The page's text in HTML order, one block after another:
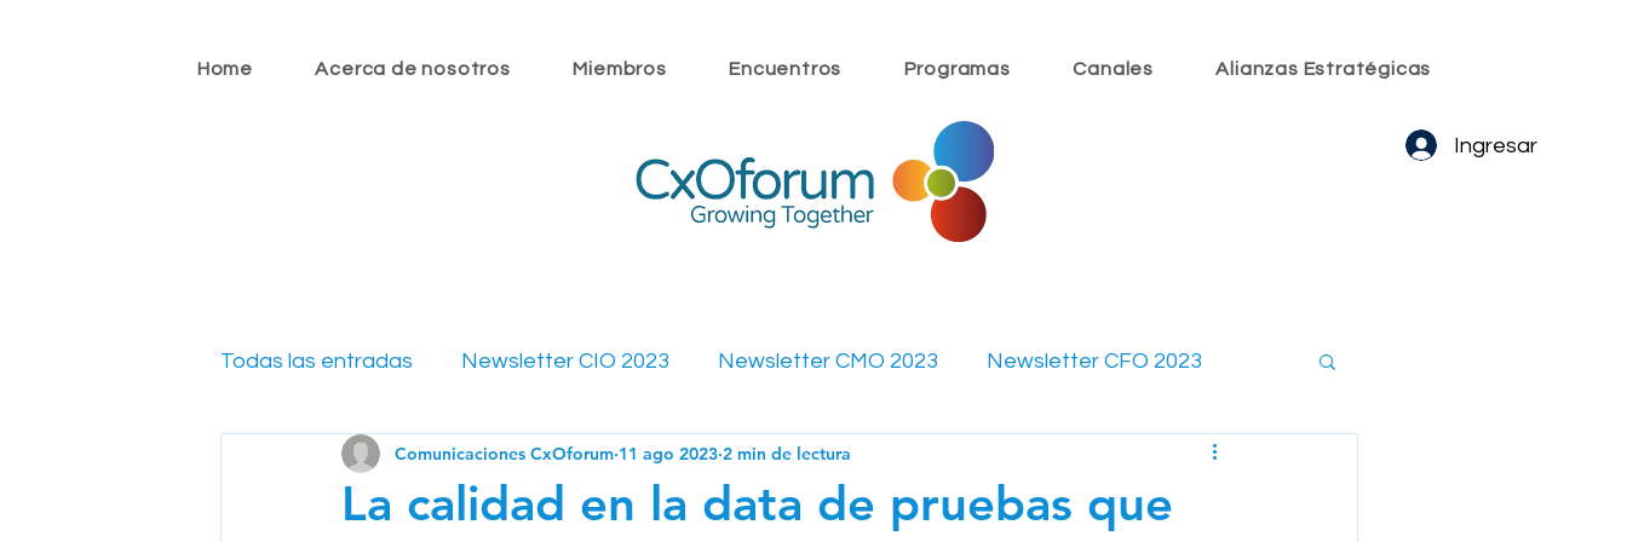
Ingresar
Home Acerca de nosotros Miembros Encuentros Programas Canales Alianzas Estratégicas
Todas las entradas Newsletter CIO 2023 Newsletter CMO 2023 Newsletter CFO 2023
Newsletter CIO 2022 Newsletter CMO 2022 Newsletter CFO 2022
La calidad en la data de pruebas que
Comunicaciones CxOforum 11 ago 2023 2 min de lectura